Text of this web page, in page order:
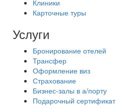
Клиники
Карточные туры
Услуги
Бронирование отелей
Трансфер
Оформление виз
Страхование
Бизнес-залы в а/порту
Подарочный сертификат